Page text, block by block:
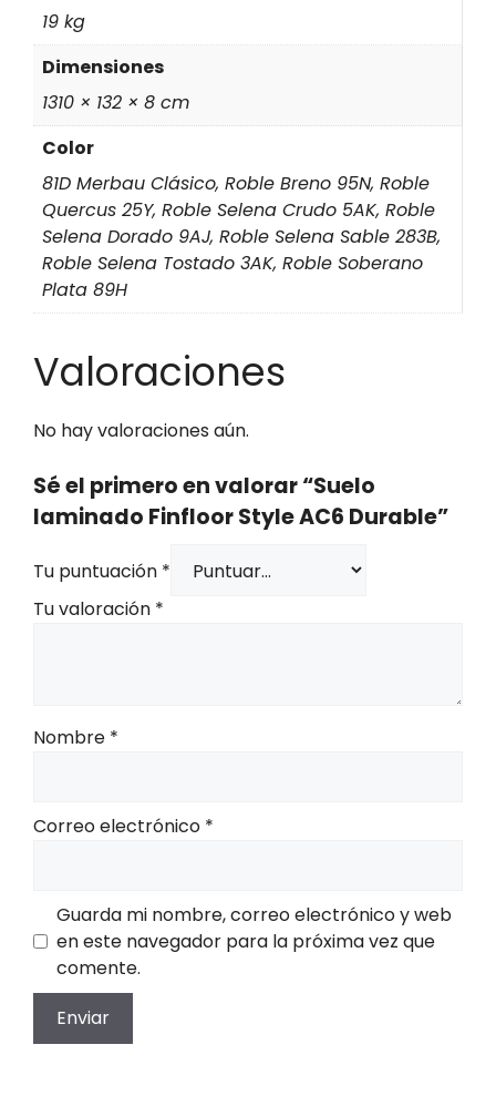
19 kg
Dimensiones
1310 × 132 × 8 cm
Color
81D Merbau Clásico, Roble Breno 95N, Roble
Quercus 25Y, Roble Selena Crudo 5AK, Roble
Selena Dorado 9AJ, Roble Selena Sable 283B,
Roble Selena Tostado 3AK, Roble Soberano
Plata 89H
Valoraciones
No hay valoraciones aún.
Sé el primero en valorar “Suelo
laminado Finfloor Style AC6 Durable”
Tu puntuación *
Tu valoración *
Nombre *
Correo electrónico *
Guarda mi nombre, correo electrónico y web
en este navegador para la próxima vez que
comente.